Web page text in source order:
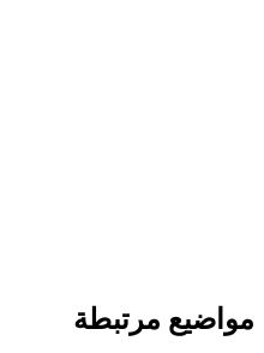
مواضيع مرتبطة